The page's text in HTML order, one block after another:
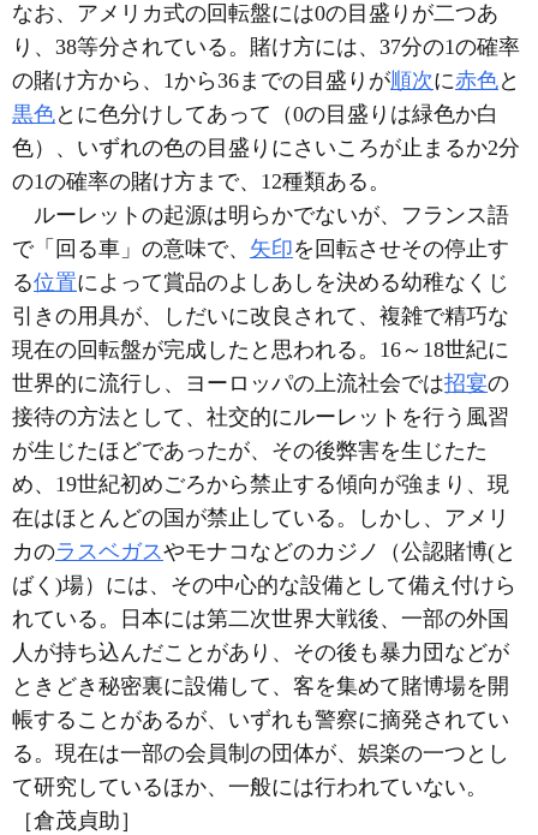
なお、アメリカ式の回転盤には0の目盛りが二つあ
り、38等分されている。賭け方には、37分の1の確率
の賭け方から、1から36までの目盛りが順次に赤色と
黒色とに色分けしてあって（0の目盛りは緑色か白
色）、いずれの色の目盛りにさいころが止まるか2分
の1の確率の賭け方まで、12種類ある。
ルーレットの起源は明らかでないが、フランス語
で「回る車」の意味で、 矢印を回転させその停止す
る位置によって賞品のよしあしを決める幼稚なくじ
引きの用具が、しだいに改良されて、複雑で精巧な
現在の回転盤が完成したと思われる。16～18世紀に
世界的に流行し、ヨーロッパの上流社会では招宴の
接待の方法として、社交的にルーレットを行う風習
が生じたほどであったが、その後弊害を生じたた
め、19世紀初めごろから禁止する傾向が強まり、現
在はほとんどの国が禁止している。しかし、アメリ
カのラスベガスやモナコなどのカジノ（公認賭博(と
ばく)場）には、その中心的な設備として備え付けら
れている。日本には第二次世界大戦後、一部の外国
人が持ち込んだことがあり、その後も暴力団などが
ときどき秘密裏に設備して、客を集めて賭博場を開
帳することがあるが、いずれも警察に摘発されてい
る。現在は一部の会員制の団体が、娯楽の一つとし
て研究しているほか、一般には行われていない。
［倉茂貞助］